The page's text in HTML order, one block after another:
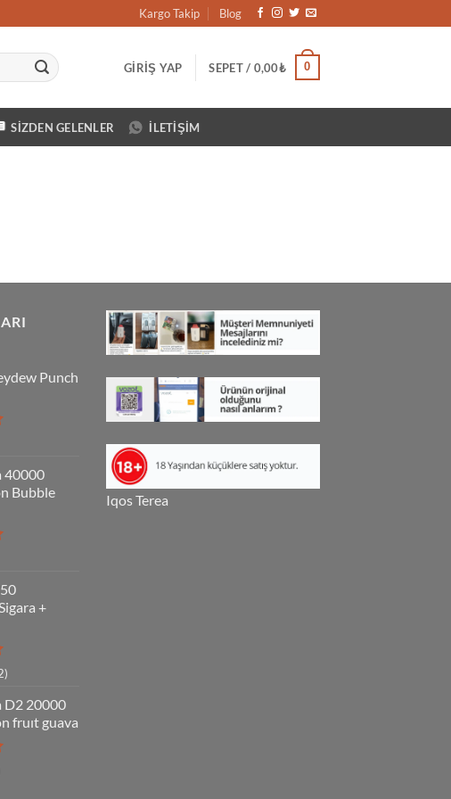
Kargo Takip Blog
GIRIŞ YAP SEPET / 0,00₺ 0
SIZDEN GELENLER İLETIŞIM
Punch
40000
Bubble
+
D2 20000
fruıt guava
Iqos Terea